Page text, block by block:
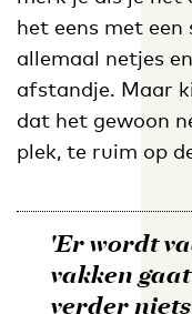
het eens met
allemaal netjes
afstandje. Maar
dat het gewoon
plek, te ruim op
'Er wordt
vakken